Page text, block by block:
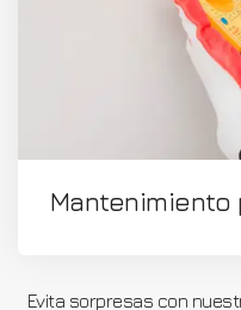
Evita sorpresas con